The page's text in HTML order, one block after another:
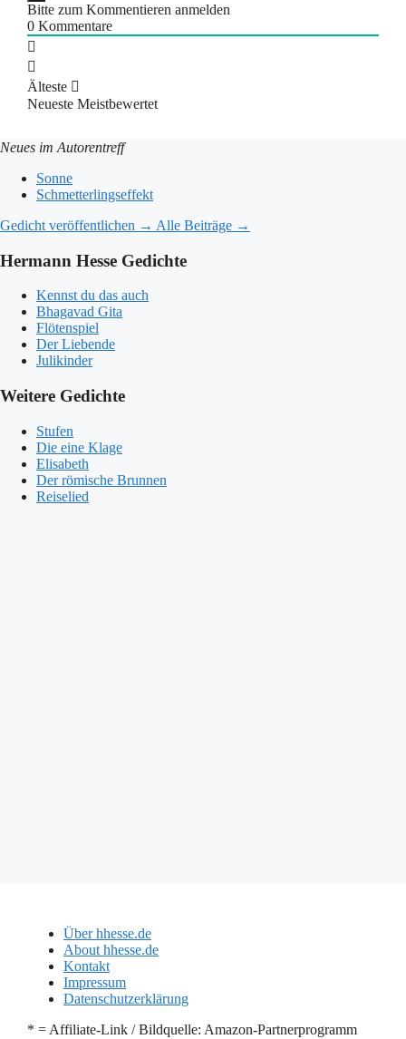
Bitte zum Kommentieren anmelden
0 Kommentare
Älteste
Neueste Meistbewertet
Neues im Autorentreff
Sonne
Schmetterlingseffekt
Gedicht veröffentlichen → Alle Beiträge →
Hermann Hesse Gedichte
Kennst du das auch
Bhagavad Gita
Flötenspiel
Der Liebende
Julikinder
Weitere Gedichte
Stufen
Die eine Klage
Elisabeth
Der römische Brunnen
Reiselied
Über hhesse.de
About hhesse.de
Kontakt
Impressum
Datenschutzerklärung
* = Affiliate-Link / Bildquelle: Amazon-Partnerprogramm